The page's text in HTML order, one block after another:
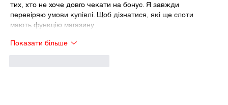
тих, хто не хоче довго чекати на бонус. Я завжди
перевіряю умови купівлі. Щоб дізнатися, які ще слоти
мають функцію магазину…
Показати більше